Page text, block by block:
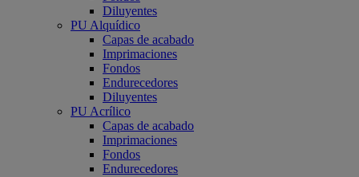
Diluyentes
PU Alquídico
Capas de acabado
Imprimaciones
Fondos
Endurecedores
Diluyentes
PU Acrílico
Capas de acabado
Imprimaciones
Fondos
Endurecedores